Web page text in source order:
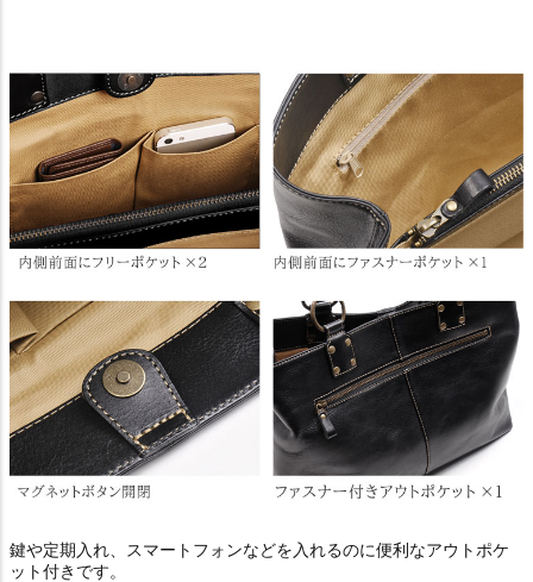
鍵や定期入れ、スマートフォンなどを入れるのに便利なアウトポケ
ット付きです。